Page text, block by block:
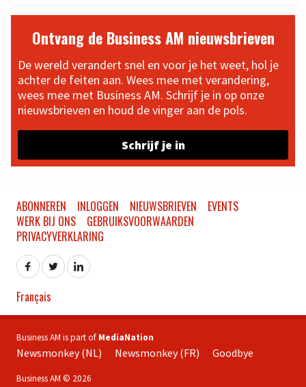
Ontvang de Business AM nieuwsbrieven
De wereld verandert snel en voor je het weet, hol je
achter de feiten aan. Wees mee met verandering,
wees mee met Business AM. Schrijf je in op onze
nieuwsbrieven en houd de vinger aan de pols.
Schrijf je in
ABONNEREN INLOGGEN NIEUWSBRIEVEN
EVENTS
WERK BIJ ONS
GEBRUIKSVOORWAARDEN
PRIVACYVERKLARING
Français
Business AM is part of MediaNation
Newsmonkey (NL) Newsmonkey (FR) Goodbye
Business AM © 2026